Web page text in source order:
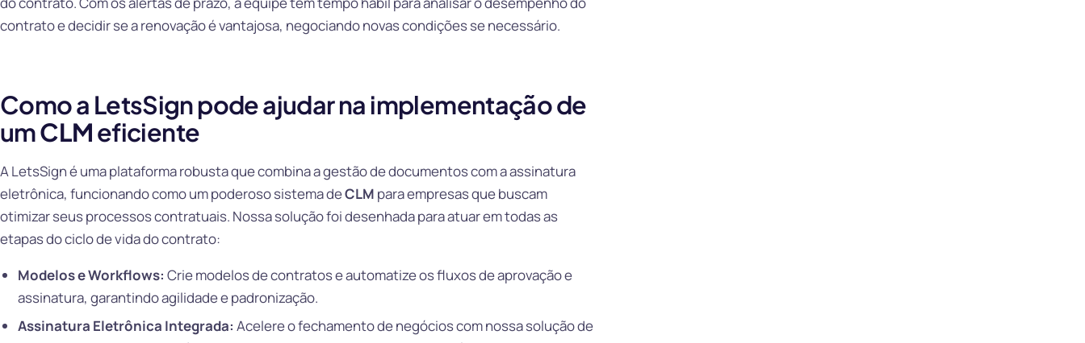
contrato e decidir se a renovação é vantajosa, negociando novas condições se necessário.
Como a LetsSign pode ajudar na implementação de
umCLMeficiente
A LetsSign é uma plataforma robusta que combina a gestão de documentos com a assinatura
eletrônica, funcionando como um poderoso sistema deCLM para empresas que buscam
otimizar seus processos contratuais. Nossa solução foi desenhada para atuar em todas as
etapas do ciclo de vida do contrato:
Modelos e Workflows: Crie modelos de contratos e automatize os fluxos de aprovação e
assinatura, garantindo agilidade e padronização.
Assinatura Eletrônica Integrada: Acelere o fechamento de negócios com nossa solução de